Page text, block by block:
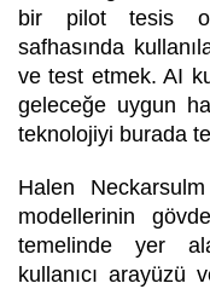
bir pilot tesis
safhasında
ve test etmek. AI
geleceğe uygun
teknolojiyi burada
Halen
modellerinin
temelinde yer
kullanıcı arayüzü